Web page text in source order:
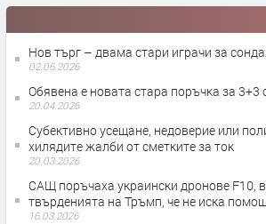
Нов търг – двама стари играчи за
02.06.2026
Обявена е новата стара поръчка за 3+3
20.04.2026
Субективно усещане, недоверие или
хилядите жалби от сметките за ток
20.03.2026
САЩ поръчаха украински дронове F10,
твърденията на Тръмп, че не иска
16.03.2026